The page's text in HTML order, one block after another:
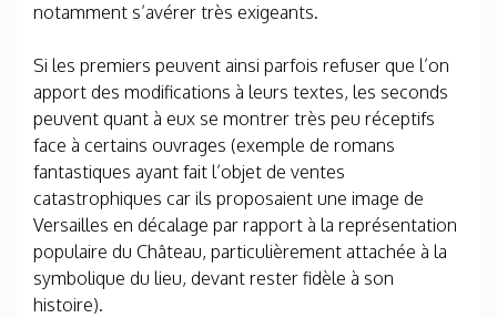
notamment s’avérer très exigeants.
Si les premiers peuvent ainsi parfois refuser que l’on
apport des modifications à leurs textes, les seconds
peuvent quant à eux se montrer très peu réceptifs
face à certains ouvrages (exemple de romans
fantastiques ayant fait l’objet de ventes
catastrophiques car ils proposaient une image de
Versailles en décalage par rapport à la représentation
populaire du Château, particulièrement attachée à la
symbolique du lieu, devant rester fidèle à son
histoire).